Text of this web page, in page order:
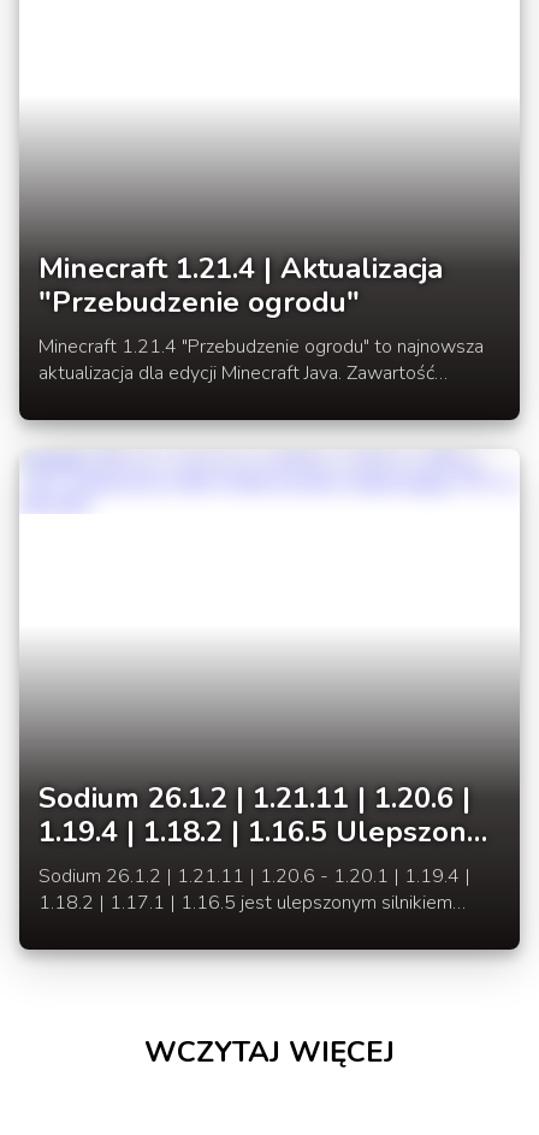
Minecraft 1.21.4 | Aktualizacja
"Przebudzenie ogrodu"
Minecraft 1.21.4 "Przebudzenie ogrodu" to najnowsza
aktualizacja dla edycji Minecraft Java. Zawartość
żywicznych oraz nowego moba Trzeszcza.
Sodium 26.1.2 | 1.21.11 | 1.20.6 |
1.19.4 | 1.18.2 | 1.16.5 Ulepszony
silnik renderowania zwiększający
FPS w Minecraft
Sodium 26.1.2 | 1.21.11 | 1.20.6 - 1.20.1 | 1.19.4 |
1.18.2 | 1.17.1 | 1.16.5 jest ulepszonym silnikiem
WCZYTAJ WIĘCEJ